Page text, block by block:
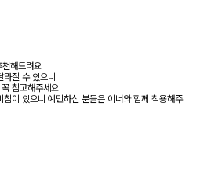
해드려요
질 수 있으니
참고해주세요
이 있으니 예민하신 분들은 이너와 함께 착용해주